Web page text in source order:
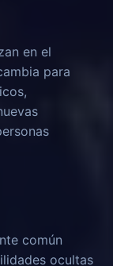
en el
para
común
ocultas